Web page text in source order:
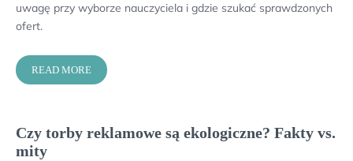
uwagę przy wyborze nauczyciela i gdzie szukać sprawdzonych
ofert.
READ MORE
Czy torby reklamowe są ekologiczne? Fakty vs.
mity